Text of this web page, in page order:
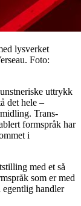
lysverket
Foto:
uttrykk
det hele –
Trans-
formspråk har
i
med et så
som er med
egentlig handler